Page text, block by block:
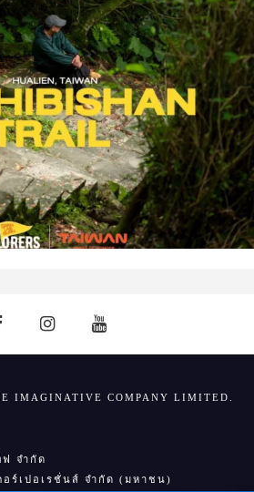
IMAGINATIVE COMPANY LIMITED.
ฟ จำกัด
ร์เปอเรชั่นส์ จำกัด (มหาชน)